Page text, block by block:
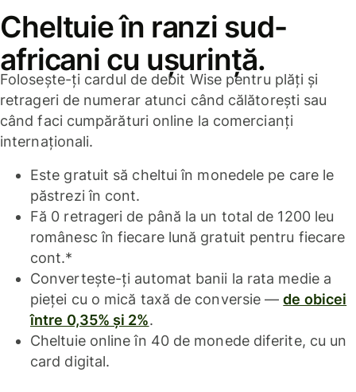
Cheltuie în ranzi sud-
africani cu ușurință.
Folosește-ți cardul de debit Wise pentru plăți și
retrageri de numerar atunci când călătorești sau
când faci cumpărături online la comercianți
internaționali.
Este gratuit să cheltui în monedele pe care le
păstrezi în cont.
Fă 0 retrageri de până la un total de 1200 leu
românesc în fiecare lună gratuit pentru fiecare
cont.*
Convertește-ți automat banii la rata medie a
pieței cu o mică taxă de conversie —de obicei
între 0,35% și 2%.
Cheltuie online în 40 de monede diferite, cu un
card digital.